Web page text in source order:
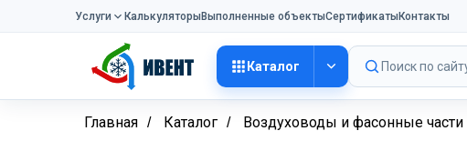
Услуги КалькуляторыВыполненные объектыСертификатыКонтакты
Каталог Поиск по
Главная / Каталог / Воздуховоды и фасонные части